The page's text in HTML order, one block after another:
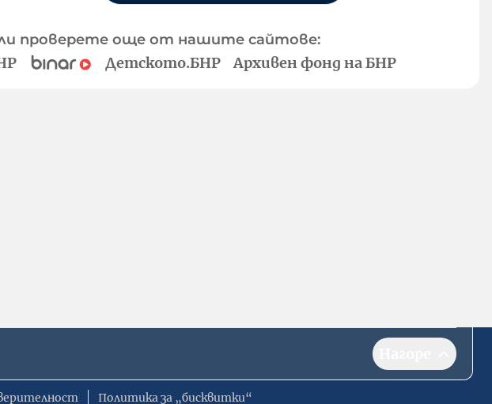
проверете още от нашите сайтове:
Детското.БНР Архивен фонд на БНР
Политика за „бисквитки“